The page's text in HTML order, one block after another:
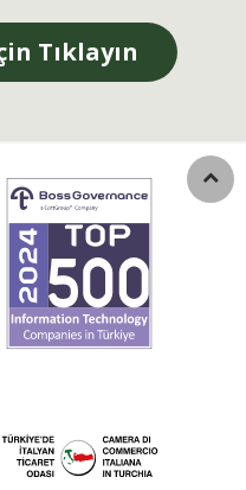
Tıklayın